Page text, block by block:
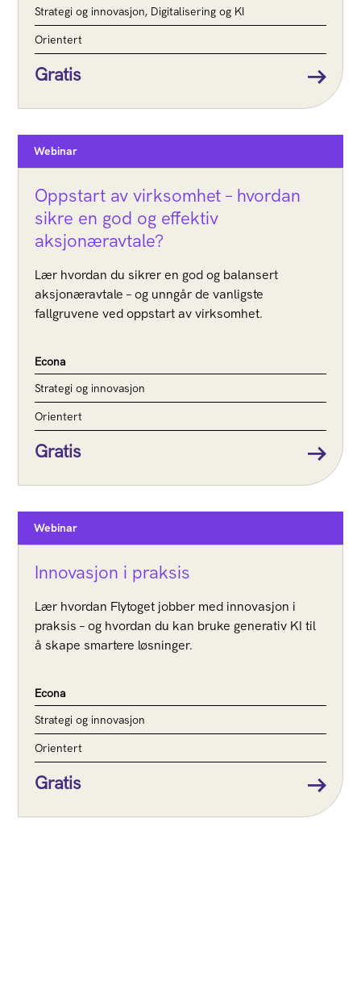
Strategi og innovasjon, Digitalisering og KI
Orientert
Gratis
Webinar
Oppstart av virksomhet – hvordan
sikre en god og effektiv
aksjonæravtale?
Lær hvordan du sikrer en god og balansert
aksjonæravtale – og unngår de vanligste
fallgruvene ved oppstart av virksomhet.
Econa
Strategi og innovasjon
Orientert
Gratis
Webinar
Innovasjon i praksis
Lær hvordan Flytoget jobber med innovasjon i
praksis – og hvordan du kan bruke generativ KI til
å skape smartere løsninger.
Econa
Strategi og innovasjon
Orientert
Gratis